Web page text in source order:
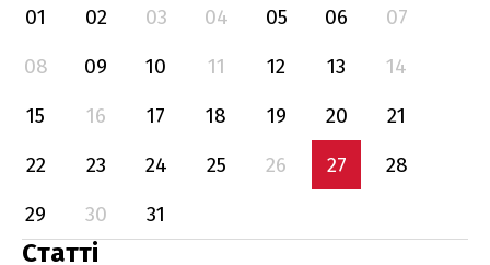
01
02 03 04 05 06
07
08
09 10 11 12 13
14
15
16 17 18 19 20
21
22
23 24 25 26 27
28
29
30 31
Статті